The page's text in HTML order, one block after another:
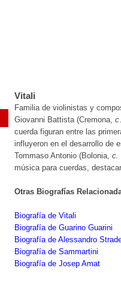
Vitali
Familia de violinistas y
Giovanni Battista (Cremona, c
cuerda figuran entre las
influyeron en el desarrollo de
Tommaso Antonio (Bolonia, c.
música para cuerdas,
Otras Biografías
Biografía de Vitali
Biografía de Guarino Guarini
Biografía de Alessandro
Biografía de Sammartini
Biografía de Josep Amat